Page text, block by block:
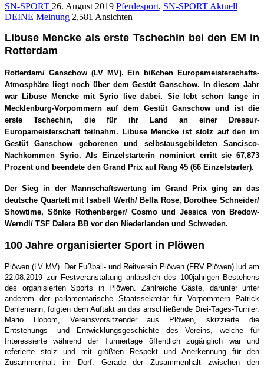
SN-SPORT 26. August 2019 Pferdesport, SN-SPORT Aktuell
DEINE Meinung 2,581 Ansichten
Libuse Mencke als erste Tschechin bei den EM in
Rotterdam
Rotterdam/ Ganschow (LV MV). Ein bißchen Europameisterschafts-
Atmosphäre liegt noch über dem Gestüt Ganschow. In diesem Jahr
war Libuse Mencke mit Syrio live dabei. Sie lebt schon lange in
Mecklenburg-Vorpommern auf dem Gestüt Ganschow und ist die
erste Tschechin, die für ihr Land an einer Dressur-
Europameisterschaft teilnahm. Libuse Mencke ist stolz auf den im
Gestüt Ganschow geborenen und selbstausgebildeten Sancisco-
Nachkommen Syrio. Als Einzelstarterin nominiert erritt sie 67,873
Prozent und beendete den Grand Prix auf Rang 45 (66 Einzelstarter).
Der Sieg in der Mannschaftswertung im Grand Prix ging an das
deutsche Quartett mit Isabell Werth/ Bella Rose, Dorothee Schneider/
Showtime, Sönke Rothenberger/ Cosmo und Jessica von Bredow-
Werndl/ TSF Dalera BB vor den Niederlanden und Schweden.
100 Jahre organisierter Sport in Plöwen
Plöwen (LV MV). Der Fußball- und Reitverein Plöwen (FRV Plöwen) lud am
22.08.2019 zur Festveranstaltung anlässlich des 100jährigen Bestehens
des organisierten Sports in Plöwen. Zahlreiche Gäste, darunter unter
anderem der parlamentarische Staatssekretär für Vorpommern Patrick
Dahlemann, folgten dem Auftakt an das anschließende Drei-Tages-Turnier.
Mario Hobom, Vereinsvorsitzender aus Plöwen, skizzierte die
Entstehungs- und Entwicklungsgeschichte des Vereins, welche für
Interessierte während der Turniertage öffentlich zugänglich war und
referierte stolz und mit größten Respekt und Anerkennung für den
Zusammenhalt im Dorf. Gerade der Zusammenhalt zwischen den